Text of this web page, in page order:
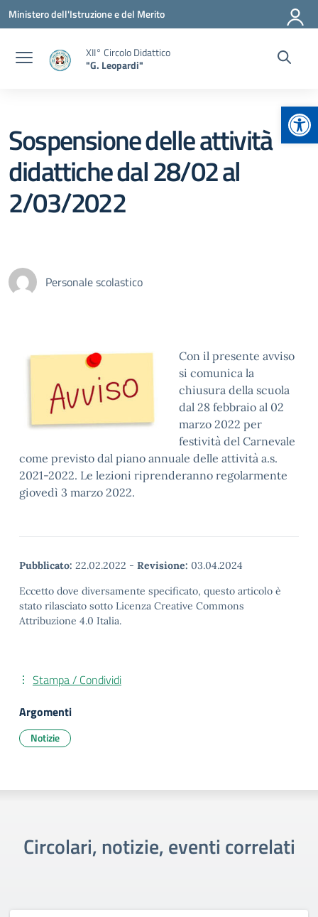
Vai ai contenuti
Vai al menu di navigazione
Vai al footer
Ministero dell'Istruzione e del Merito
XII° Circolo Didattico
"G. Leopardi"
Sospensione delle attività
didattiche dal 28/02 al
2/03/2022
Personale scolastico
Con il presente avviso
si comunica la
chiusura della scuola
dal 28 febbraio al 02
marzo 2022 per
festività del Carnevale
come previsto dal piano annuale delle attività a.s.
2021-2022. Le lezioni riprenderanno regolarmente
giovedì 3 marzo 2022.
Pubblicato: 22.02.2022 - Revisione: 03.04.2024
Eccetto dove diversamente specificato, questo articolo è
stato rilasciato sotto Licenza Creative Commons
Attribuzione 4.0 Italia.
Stampa / Condividi
Argomenti
Notizie
Circolari, notizie, eventi correlati